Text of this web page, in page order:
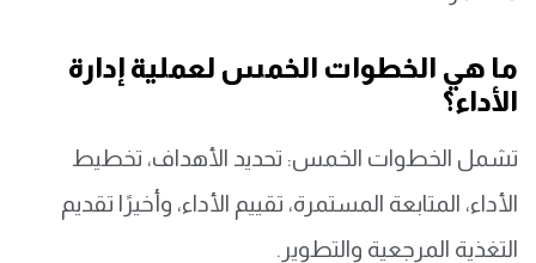
ما هي الخطوات الخمس لعملية إدارة
الأداء؟
تشمل الخطوات الخمس: تحديد الأهداف، تخطيط
الأداء، المتابعة المستمرة، تقييم الأداء، وأخيرًا تقديم
التغذية المرجعية والتطوير.